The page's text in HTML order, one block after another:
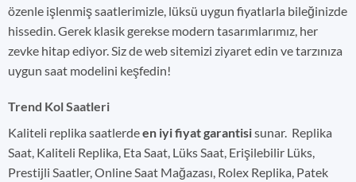
özenle işlenmiş saatlerimizle, lüksü uygun fiyatlarla bileğinizde
hissedin. Gerek klasik gerekse modern tasarımlarımız, her
zevke hitap ediyor. Siz de web sitemizi ziyaret edin ve tarzınıza
uygun saat modelini keşfedin!
Trend Kol Saatleri
Kaliteli replika saatlerdeen iyi fiyat garantisisunar. Replika
Saat, Kaliteli Replika, Eta Saat, Lüks Saat, Erişilebilir Lüks,
Prestijli Saatler, Online Saat Mağazası, Rolex Replika, Patek